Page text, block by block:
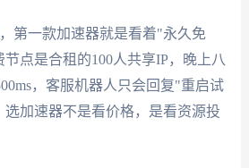
第一款加速器就是看着"永久免
点是合租的100人共享IP，晚上八
，客服机器人只会回复"重启试
加速器不是看价格，是看资源投